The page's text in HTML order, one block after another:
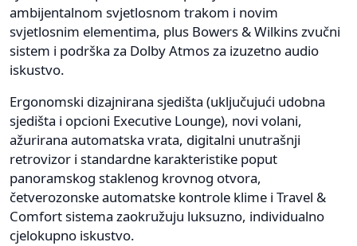
ambijentalnom svjetlosnom trakom i novim
svjetlosnim elementima, plus Bowers & Wilkins zvučni
sistem i podrška za Dolby Atmos za izuzetno audio
iskustvo.
Ergonomski dizajnirana sjedišta (uključujući udobna
sjedišta i opcioni Executive Lounge), novi volani,
ažurirana automatska vrata, digitalni unutrašnji
retrovizor i standardne karakteristike poput
panoramskog staklenog krovnog otvora,
četverozonske automatske kontrole klime i Travel &
Comfort sistema zaokružuju luksuzno, individualno
cjelokupno iskustvo.